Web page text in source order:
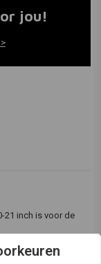
jou!
21 inch is voor de